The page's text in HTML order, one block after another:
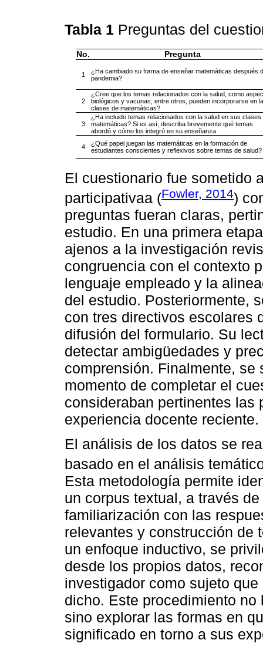
Tabla 1 Preguntas del
No. Pregunta
1
¿Ha cambiado su forma de enseñar matemáticas después
pandemia?
2
¿Cree que los temas relacionados con la salud, como
biológicos y vacunas, entre otros, pueden incorporarse en
clases de matemáticas?
3
¿Ha incluido temas relacionados con la salud en sus clases
matemáticas? Si es así, describa brevemente qué temas
abordó y cómo los integró en su enseñanza
4
¿Qué papel juegan las matemáticas en la formación de
estudiantes conscientes y reflexivos sobre temas de salud?
El cuestionario fue sometido
participativaa (Fowler, 2014)
preguntas fueran claras,
estudio. En una primera
ajenos a la investigación
congruencia con el contexto
lenguaje empleado y la
del estudio. Posteriormente,
con tres directivos escolares
difusión del formulario. Su
detectar ambigüedades y
comprensión. Finalmente,
momento de completar el
consideraban pertinentes las
experiencia docente reciente.
El análisis de los datos se
basado en el análisis
Esta metodología permite
un corpus textual, a través
familiarización con las
relevantes y construcción de
un enfoque inductivo, se
desde los propios datos,
investigador como sujeto
dicho. Este procedimiento
sino explorar las formas en
significado en torno a sus